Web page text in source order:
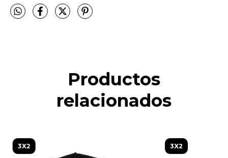
Productos
relacionados
3X2 3X2